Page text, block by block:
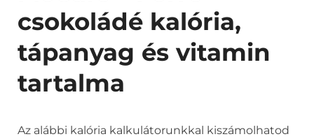
csokoládé kalória,
tápanyag és vitamin
tartalma
Az alábbi kalória kalkulátorunkkal kiszámolhatod